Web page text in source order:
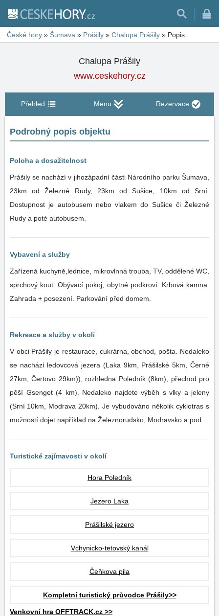
České hory » Šumava » Prášily » Chalupa Prášily » Popis
Chalupa Prášily
www.ceskehory.cz
Přehled Menu Rezervace
Podrobný popis objektu
Poloha a dosažitelnost
Prášily se nachází v jihozápadní části Národního parku Šumava,
23km od Železné Rudy, 23km od Sušice, 10km od Srní.
Dostupnost je autobusem nebo vlakem do Sušice či Železné
Rudy a poté autobusem.
Vybavení a služby
Zařízená kuchyně,lednice, mikrovlnná trouba, TV, oddělené WC,
sprchový kout. Obývací pokoj, obytné podkroví. Krbová kamna.
Zahrada + posezení. Parkování před domem.
Rekreace a služby v okolí
V obci Prášily je restaurace, cukrárna, obchod, pošta. Nedaleko
se nachází ledovcová jezera (Laka 9km, Prášilské 5km, Černé
27km, Čertovo 29km)), rozhledna Poledník (8km), přechod pro
pěší Gsenget (4 km). Nedaleko najdete výběh s vlky a jeleny
(Srní 10km, Modrava 20km). Je vybudováno několik cyklotras s
možností dojet například na Železnorudsko, Modravsko a pod.
Turistické zajímavosti v okolí
Hora Poledník
Jezero Laka
Prášilské jezero
Vchynicko-tetovský kanál
Čeňkova pila
Kompletní turistický průvodce Prášily>>
Venkovní hra OFFTRACK.cz >>